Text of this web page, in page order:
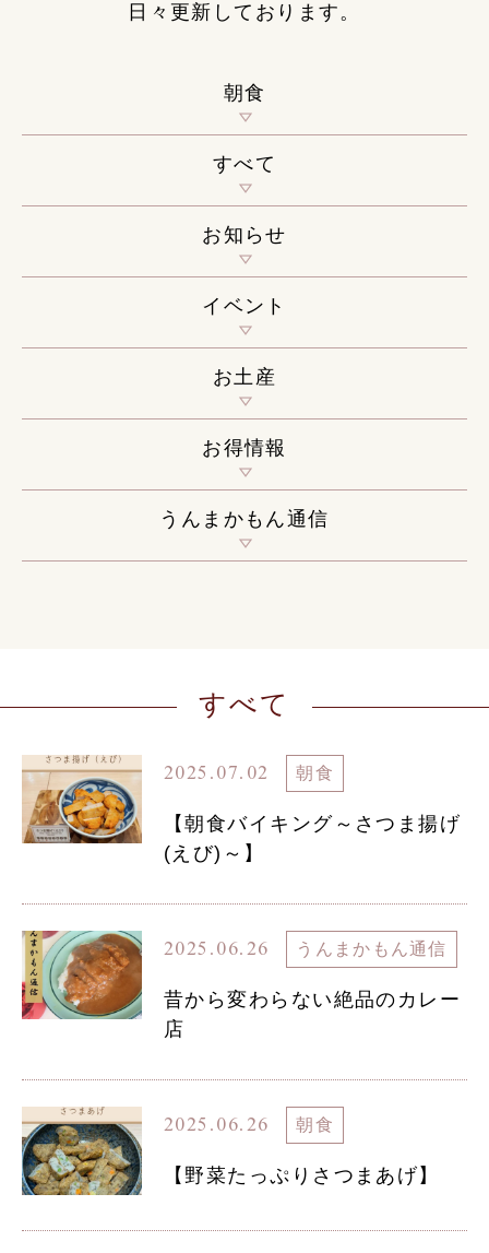
日々更新しております。
朝食
すべて
お知らせ
イベント
お土産
お得情報
うんまかもん通信
すべて
2025.07.02 朝食
【朝食バイキング～さつま揚げ
(えび)～】
2025.06.26 うんまかもん通信
昔から変わらない絶品のカレー
店
2025.06.26 朝食
【野菜たっぷりさつまあげ】